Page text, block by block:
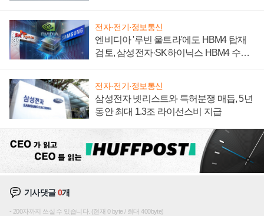
전자·전기·정보통신
엔비디아 '루빈 울트라'에도 HBM4 탑재
검토, 삼성전자·SK하이닉스 HBM4 수율
전자·전기·정보통신
삼성전자 넷리스트와 특허분쟁 매듭, 5년
동안 최대 1.3조 라이선스비 지급
기사댓글0개
200자까지 쓰실 수 있습니다. (현재 0 byte / 최대 400byte)